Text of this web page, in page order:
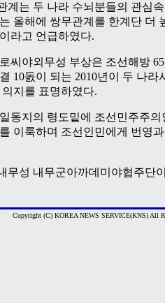
계는 두 나라 수뇌분들의 관심
올해에 쌍무관계를 한계단 더
라고 언급하였다.
씨야외무성 부상은 조선해방
10돐이 되는 2010년이 두 나
지를 표명하였다.
동지의 령도밑에 조선민주주
이룩하며 조선인민에게 번영
무성 내무군아까데미야협주단
Copyright (C) KOREA NEWS SERVICE(KNS) All